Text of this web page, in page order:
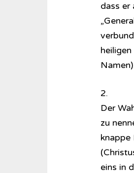
dass er
2.
Der
zu
knappe
eins in